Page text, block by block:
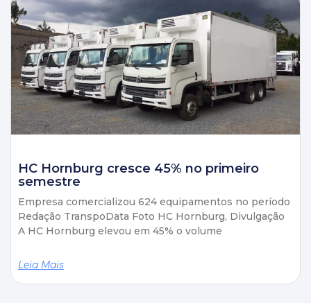
HC Hornburg cresce 45% no primeiro
semestre
Empresa comercializou 624 equipamentos no período
Redação TranspoData Foto HC Hornburg, Divulgação
A HC Hornburg elevou em 45% o volume
Leia Mais